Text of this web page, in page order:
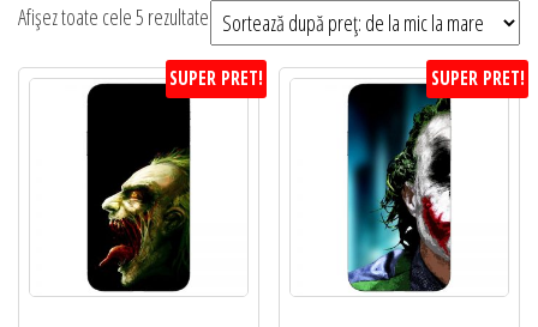
Afișez toate cele 5 rezultate Sortat
după
preț:
SUPER PRET! SUPER PRET!